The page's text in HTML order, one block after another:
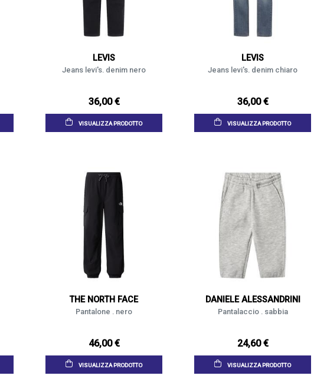
LEVIS
Jeans levi's. denim nero
36,00 €
VISUALIZZA PRODOTTO
LEVIS
Jeans levi's. denim chiaro
36,00 €
VISUALIZZA PRODOTTO
THE NORTH FACE
Pantalone . nero
46,00 €
VISUALIZZA PRODOTTO
DANIELE ALESSANDRINI
Pantalaccio . sabbia
24,60 €
VISUALIZZA PRODOTTO